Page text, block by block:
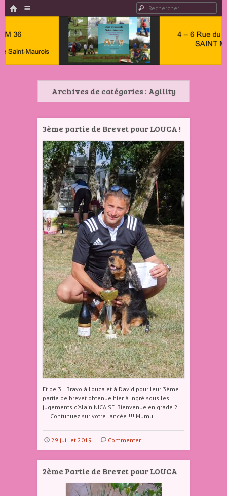
HOME Rechercher
Club
Cynophile
Club
Canin
Indre 36
Archives de catégories : Agility
3ème partie de Brevet pour LOUCA !
Et de 3 ! Bravo à Louca et à David pour leur 3ème
partie de brevet obtenue hier à Ingré sous les
jugements d’Alain NICAISE. Bienvenue en grade 2
!!! Contunuez sur votre lancée !!! Mumu
29 juillet 2019 Commenter
2ème Partie de Brevet pour LOUCA